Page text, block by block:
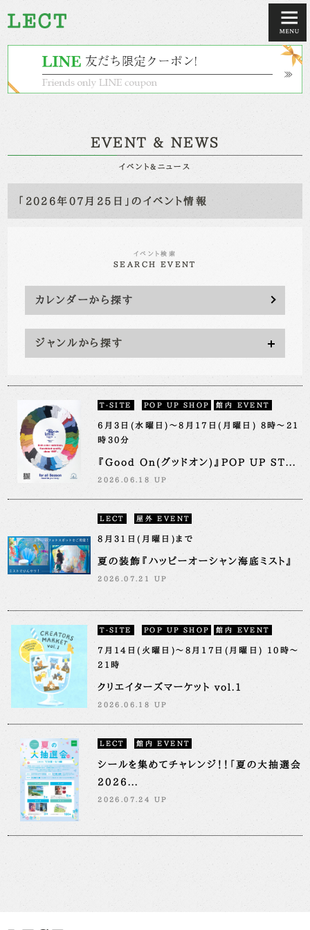
EVENT & NEWS
イベント&ニュース
「2026年07月25日」のイベント情報
イベント検索
SEARCH EVENT
カレンダーから探す
ジャンルから探す
T-SITE POP UP SHOP 館内 EVENT
6月3日(水曜日)～8月17日(月曜日) 8時～21
時30分
『Good On(グッドオン)』POP UP ST...
2026.06.18 UP
LECT 屋外 EVENT
8月31日(月曜日)まで
夏の装飾『ハッピーオーシャン海底ミスト』
2026.07.21 UP
T-SITE POP UP SHOP 館内 EVENT
7月14日(火曜日)～8月17日(月曜日) 10時～
21時
クリエイターズマーケット vol.1
2026.06.18 UP
LECT 館内 EVENT
シールを集めてチャレンジ！！「夏の大抽選会
2026...
2026.07.24 UP